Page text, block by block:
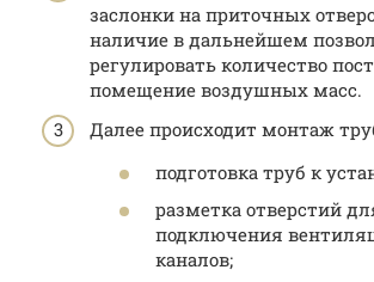
заслонки на приточных
наличие в дальнейшем
регулировать количество
помещение воздушных масс.
Далее происходит монтаж
подготовка труб к
разметка отверстий
подключения
каналов;